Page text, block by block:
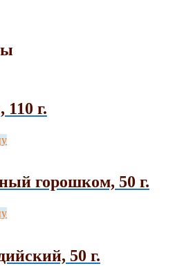
110 г.
горошком, 50 г.
50 г.